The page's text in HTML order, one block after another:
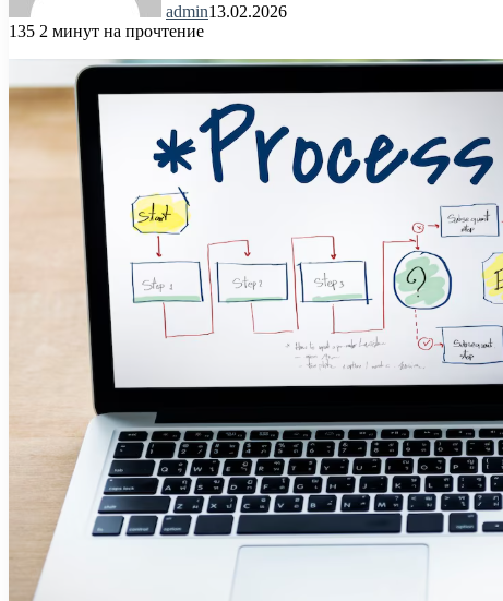
admin13.02.2026
135 2 минут на прочтение